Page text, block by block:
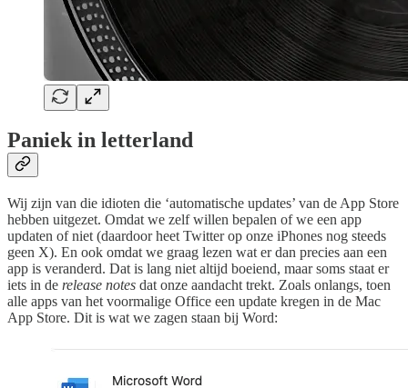
Paniek in letterland
Wij zijn van die idioten die ‘automatische updates’ van de App Store
hebben uitgezet. Omdat we zelf willen bepalen of we een app
updaten of niet (daardoor heet Twitter op onze iPhones nog steeds
geen X). En ook omdat we graag lezen wat er dan precies aan een
app is veranderd. Dat is lang niet altijd boeiend, maar soms staat er
iets in de release notes dat onze aandacht trekt. Zoals onlangs, toen
alle apps van het voormalige Office een update kregen in de Mac
App Store. Dit is wat we zagen staan bij Word: